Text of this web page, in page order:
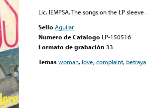
Lic. IEMPSA. The songs on the LP
Sello Aguilar
Numero de Catalogo LP-150516
Formato de grabación 33
Temaswoman, love,complaint,